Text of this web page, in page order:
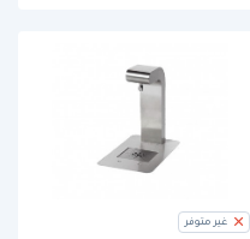
غير متوفر